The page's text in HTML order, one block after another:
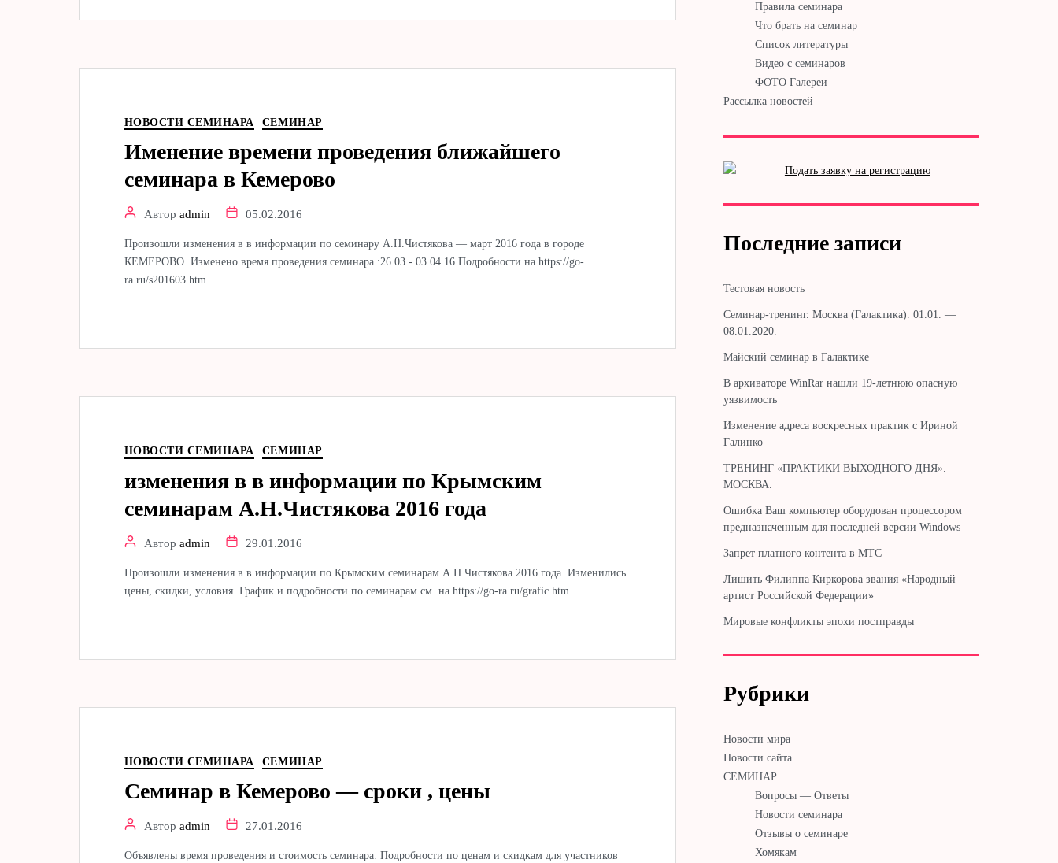
НОВОСТИ СЕМИНАРА СЕМИНАР
Именение времени проведения ближайшего
семинара в Кемерово
Автор admin 05.02.2016
Произошли изменения в в информации по семинару А.Н.Чистякова — март 2016 года в городе
КЕМЕРОВО. Изменено время проведения семинара :26.03.- 03.04.16 Подробности на https://go-
ra.ru/s201603.htm.
НОВОСТИ СЕМИНАРА СЕМИНАР
изменения в в информации по Крымским
семинарам А.Н.Чистякова 2016 года
Автор admin 29.01.2016
Произошли изменения в в информации по Крымским семинарам А.Н.Чистякова 2016 года. Изменились
цены, скидки, условия. График и подробности по семинарам см. на https://go-ra.ru/grafic.htm.
НОВОСТИ СЕМИНАРА СЕМИНАР
Семинар в Кемерово — сроки , цены
Автор admin 27.01.2016
Объявлены время проведения и стоимость семинара. Подробности по ценам и скидкам для участников
Правила семинара
Что брать на семинар
Список литературы
Видео с семинаров
ФОТО Галереи
Рассылка новостей
Последние записи
Тестовая новость
Cеминар-тренинг. Москва (Галактика). 01.01. —
08.01.2020.
Майский семинар в Галактике
В архиваторе WinRar нашли 19-летнюю опасную
уязвимость
Изменение адреса воскресных практик с Ириной
Галинко
ТРЕНИНГ «ПРАКТИКИ ВЫХОДНОГО ДНЯ».
МОСКВА.
Ошибка Ваш компьютер оборудован процессором
предназначенным для последней версии Windows
Запрет платного контента в МТС
Лишить Филиппа Киркорова звания «Народный
артист Российской Федерации»
Мировые конфликты эпохи постправды
Рубрики
Новости мира
Новости сайта
СЕМИНАР
Вопросы — Ответы
Новости семинара
Отзывы о семинаре
Хомякам